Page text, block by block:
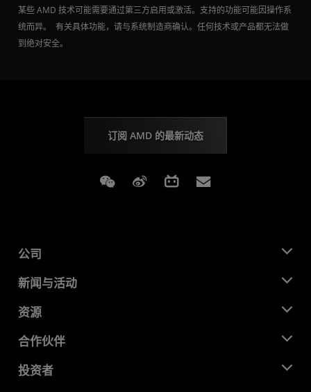
某些 AMD 技术可能需要通过第三方启用或激活。支持的功能可能因操作系
统而异。 有关具体功能，请与系统制造商确认。任何技术或产品都无法做
到绝对安全。
订阅 AMD 的最新动态
Weixin Weibo Bilibili
公司
关于 AMD
企业责任
就业机会
联系我们
新闻与活动
新闻中心
媒体库
资源
开发中心
成功案例
合作伙伴
AMD 合作伙伴中心
投资者